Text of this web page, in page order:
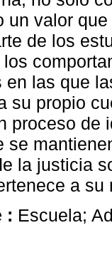
un valor
de los
en las que
su propio
proceso de
se
la justicia
a su
: Escuela;